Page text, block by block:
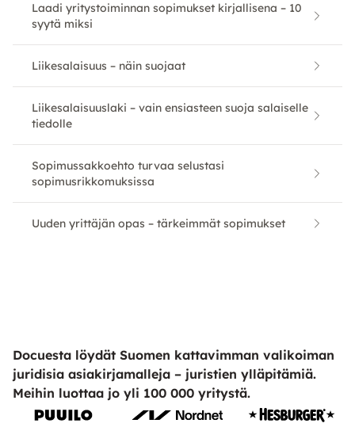
Laadi yritystoiminnan sopimukset kirjallisena – 10
syytä miksi
Liikesalaisuus – näin suojaat
Liikesalaisuuslaki – vain ensiasteen suoja salaiselle
tiedolle
Sopimussakkoehto turvaa selustasi
sopimusrikkomuksissa
Uuden yrittäjän opas – tärkeimmät sopimukset
Docuesta löydät Suomen kattavimman valikoiman
juridisia asiakirjamalleja – juristien ylläpitämiä.
Meihin luottaa jo yli 100 000 yritystä.